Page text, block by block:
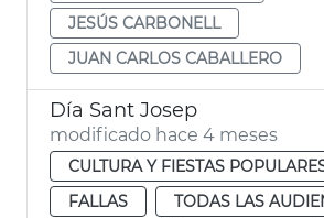
JESÚS CARBONELL
JUAN CARLOS CABALLERO
Día Sant Josep
modificado hace 4 meses
CULTURA Y FIESTAS
FALLAS
TODAS LAS